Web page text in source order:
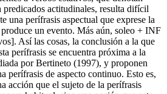
predicados actitudinales, resulta difícil
una perífrasis aspectual que exprese la
un evento. Más aún, soleo + INF
Así las cosas, la conclusión a la que
perífrasis se encuentra próxima a la
por Bertineto (1997), y proponen
perífrasis de aspecto continuo. Esto es,
acción que el sujeto de la perífrasis